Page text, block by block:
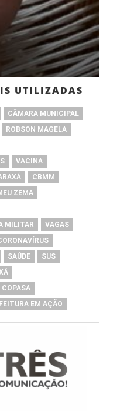
UTILIZADAS
CÂMARA MUNICIPAL
ROBSON MAGELA
VACINA
CBMM
ZEMA
MILITAR
VAGAS
SAÚDE
SUS
COPASA
EM AÇÃO